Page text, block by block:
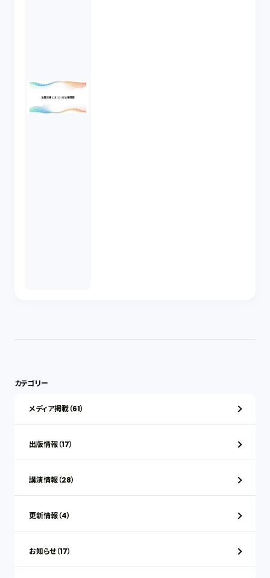
カテゴリー
メディア掲載（61）
出版情報（17）
講演情報（28）
更新情報（4）
お知らせ（17）